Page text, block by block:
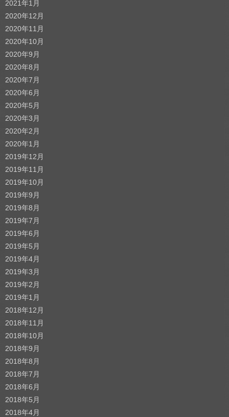
2021年1月
2020年12月
2020年11月
2020年10月
2020年9月
2020年8月
2020年7月
2020年6月
2020年5月
2020年3月
2020年2月
2020年1月
2019年12月
2019年11月
2019年10月
2019年9月
2019年8月
2019年7月
2019年6月
2019年5月
2019年4月
2019年3月
2019年2月
2019年1月
2018年12月
2018年11月
2018年10月
2018年9月
2018年8月
2018年7月
2018年6月
2018年5月
2018年4月